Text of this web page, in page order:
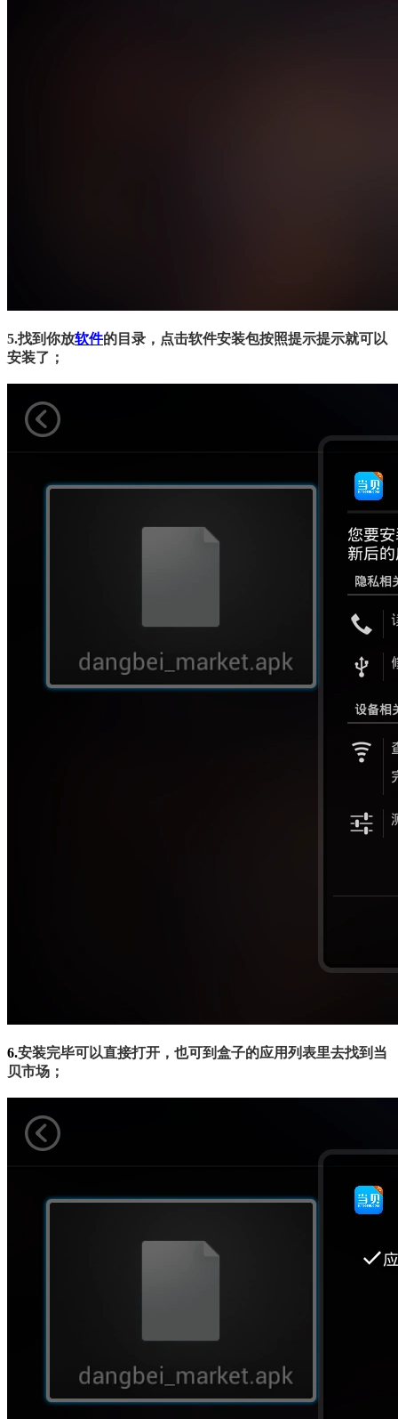
5.找到你放软件的目录，点击软件安装包按照提示提示就可以
安装了；
6.安装完毕可以直接打开，也可到盒子的应用列表里去找到当
贝市场；